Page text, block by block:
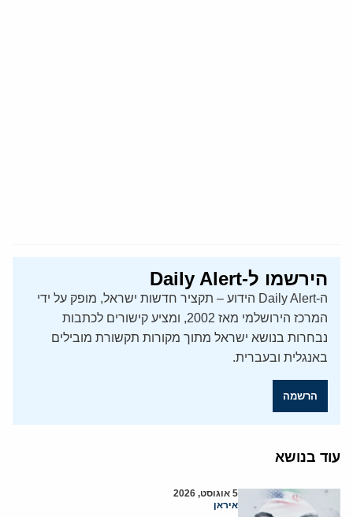
הירשמו ל-Daily Alert
ה-Daily Alert הידוע – תקציר חדשות ישראל, מופק על ידי
המרכז הירושלמי מאז 2002, ומציע קישורים לכתבות
נבחרות בנושא ישראל מתוך מקורות תקשורת מובילים
באנגלית ובעברית.
הרשמה
עוד בנושא
5 אוגוסט, 2026
איראן